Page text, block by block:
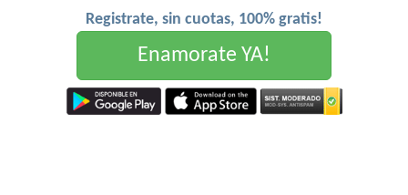
Registrate, sin cuotas, 100% gratis!
Enamorate YA!